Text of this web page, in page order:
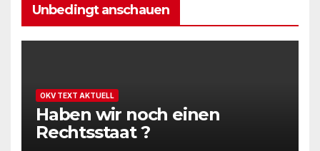
Unbedingt anschauen
OKV TEXT AKTUELL
Haben wir noch einen
Rechtsstaat ?